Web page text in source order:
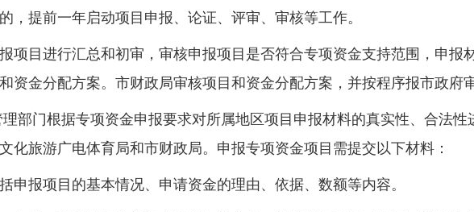
，提前一年启动项目申报、论证、评审、审核等工作。
项目进行汇总和初审，审核申报项目是否符合专项资金支持范围，申报
资金分配方案。市财政局审核项目和资金分配方案，并按程序报市政府审
部门根据专项资金申报要求对所属地区项目申报材料的真实性、合法性
化旅游广电体育局和市财政局。申报专项资金项目需提交以下材料：
申报项目的基本情况、申请资金的理由、依据、数额等内容。